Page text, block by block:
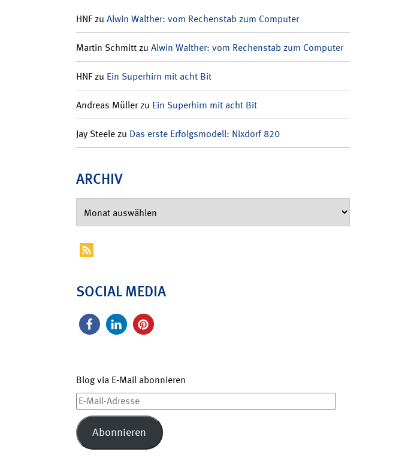
HNFzu Alwin Walther: vom Rechenstab zum Computer
Martin Schmittzu Alwin Walther: vom Rechenstab zum Computer
HNFzu Ein Superhirn mit acht Bit
Andreas Müllerzu Ein Superhirn mit acht Bit
Jay Steelezu Das erste Erfolgsmodell: Nixdorf 820
ARCHIV
SOCIAL MEDIA
Blog via E-Mail abonnieren
E-
Mail-
Adresse
Abonnieren